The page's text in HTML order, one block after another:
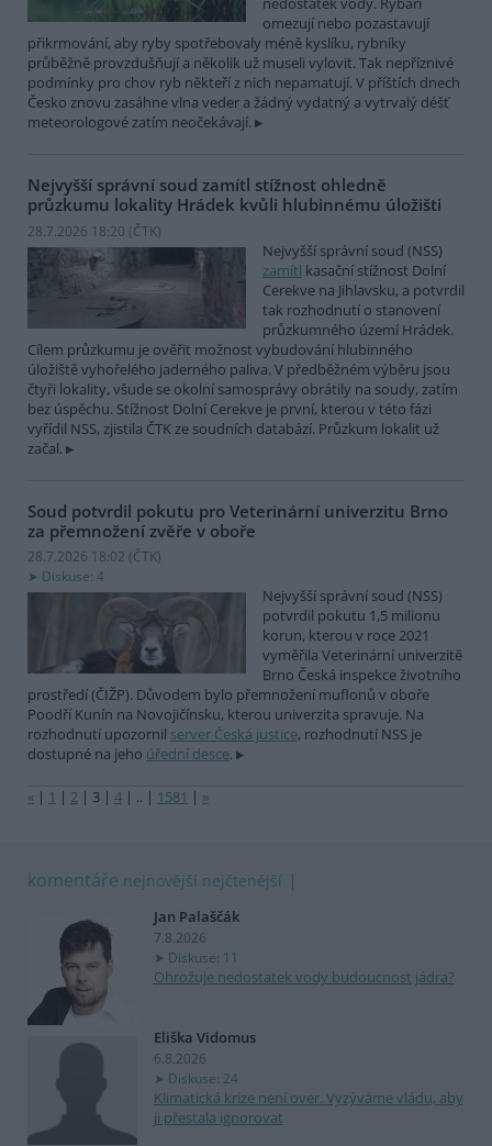
omezují nebo pozastavují
přikrmování, aby ryby spotřebovaly méně kyslíku, rybníky
průběžně provzdušňují a několik už museli vylovit. Tak nepříznivé
podmínky pro chov ryb někteří z nich nepamatují. V příštích dnech
Česko znovu zasáhne vlna veder a žádný vydatný a vytrvalý déšť
meteorologové zatím neočekávají.
Nejvyšší správní soud zamítl stížnost ohledně
průzkumu lokality Hrádek kvůli hlubinnému úložišti
28.7.2026 18:20 (ČTK)
Nejvyšší správní soud (NSS)
zamítl kasační stížnost Dolní
Cerekve na Jihlavsku, a potvrdil
tak rozhodnutí o stanovení
průzkumného území Hrádek.
Cílem průzkumu je ověřit možnost vybudování hlubinného
úložiště vyhořelého jaderného paliva. V předběžném výběru jsou
čtyři lokality, všude se okolní samosprávy obrátily na soudy, zatím
bez úspěchu. Stížnost Dolní Cerekve je první, kterou v této fázi
vyřídil NSS, zjistila ČTK ze soudních databází. Průzkum lokalit už
začal.
Soud potvrdil pokutu pro Veterinární univerzitu Brno
za přemnožení zvěře v oboře
28.7.2026 18:02 (ČTK)
Diskuse: 4
Nejvyšší správní soud (NSS)
potvrdil pokutu 1,5 milionu
korun, kterou v roce 2021
vyměřila Veterinární univerzitě
Brno Česká inspekce životního
prostředí (ČIŽP). Důvodem bylo přemnožení muflonů v oboře
Poodří Kunín na Novojičínsku, kterou univerzita spravuje. Na
rozhodnutí upozornil server Česká justice, rozhodnutí NSS je
dostupné na jeho úřední desce.
« | 1 | 2 | 3 | 4 | .. | 1581 | »
komentáře nejnovější nejčtenější
Jan Palaščák
7.8.2026
Diskuse: 11
Ohrožuje nedostatek vody budoucnost jádra?
Eliška Vidomus
6.8.2026
Diskuse: 24
Klimatická krize není over. Vyzýváme vládu, aby
ji přestala ignorovat